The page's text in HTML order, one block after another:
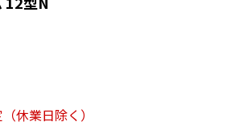
（休業日除く）